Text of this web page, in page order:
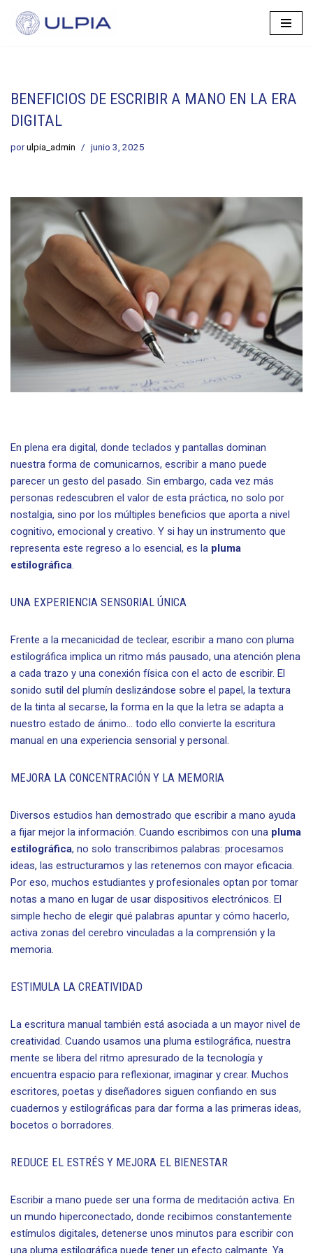
Saltar
BENEFICIOS DE ESCRIBIR A MANO EN LA ERA
DIGITAL
porulpia_admin junio 3, 2025
En plena era digital, donde teclados y pantallas dominan
nuestra forma de comunicarnos, escribir a mano puede
parecer un gesto del pasado. Sin embargo, cada vez más
personas redescubren el valor de esta práctica, no solo por
nostalgia, sino por los múltiples beneficios que aporta a nivel
cognitivo, emocional y creativo. Y si hay un instrumento que
representa este regreso a lo esencial, es la pluma
estilográfica.
UNA EXPERIENCIA SENSORIAL ÚNICA
Frente a la mecanicidad de teclear, escribir a mano con pluma
estilográfica implica un ritmo más pausado, una atención plena
a cada trazo y una conexión física con el acto de escribir. El
sonido sutil del plumín deslizándose sobre el papel, la textura
de la tinta al secarse, la forma en la que la letra se adapta a
nuestro estado de ánimo… todo ello convierte la escritura
manual en una experiencia sensorial y personal.
MEJORA LA CONCENTRACIÓN Y LA MEMORIA
Diversos estudios han demostrado que escribir a mano ayuda
a fijar mejor la información. Cuando escribimos con una pluma
estilográfica, no solo transcribimos palabras: procesamos
ideas, las estructuramos y las retenemos con mayor eficacia.
Por eso, muchos estudiantes y profesionales optan por tomar
notas a mano en lugar de usar dispositivos electrónicos. El
simple hecho de elegir qué palabras apuntar y cómo hacerlo,
activa zonas del cerebro vinculadas a la comprensión y la
memoria.
ESTIMULA LA CREATIVIDAD
La escritura manual también está asociada a un mayor nivel de
creatividad. Cuando usamos una pluma estilográfica, nuestra
mente se libera del ritmo apresurado de la tecnología y
encuentra espacio para reflexionar, imaginar y crear. Muchos
escritores, poetas y diseñadores siguen confiando en sus
cuadernos y estilográficas para dar forma a las primeras ideas,
bocetos o borradores.
REDUCE EL ESTRÉS Y MEJORA EL BIENESTAR
Escribir a mano puede ser una forma de meditación activa. En
un mundo hiperconectado, donde recibimos constantemente
estímulos digitales, detenerse unos minutos para escribir con
una pluma estilográfica puede tener un efecto calmante. Ya